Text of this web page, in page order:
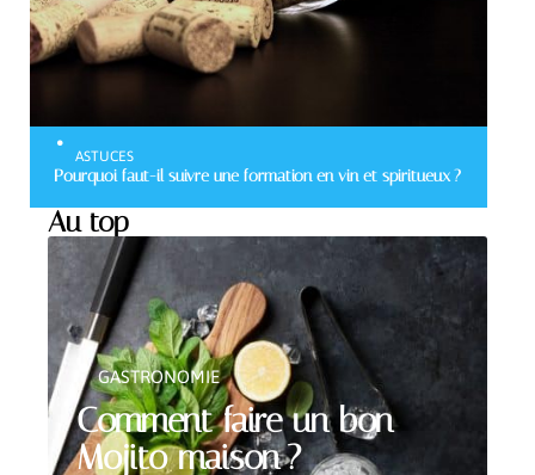
ASTUCES
Pourquoi faut-il suivre une formation en vin et spiritueux ?
Au top
Comment faire un bon
Mojito maison ?
GASTRONOMIE